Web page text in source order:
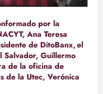
por la
Ana Teresa
de DitoBanx, el
Salvador, Guillermo
de la oficina de
de la Utec, Verónica